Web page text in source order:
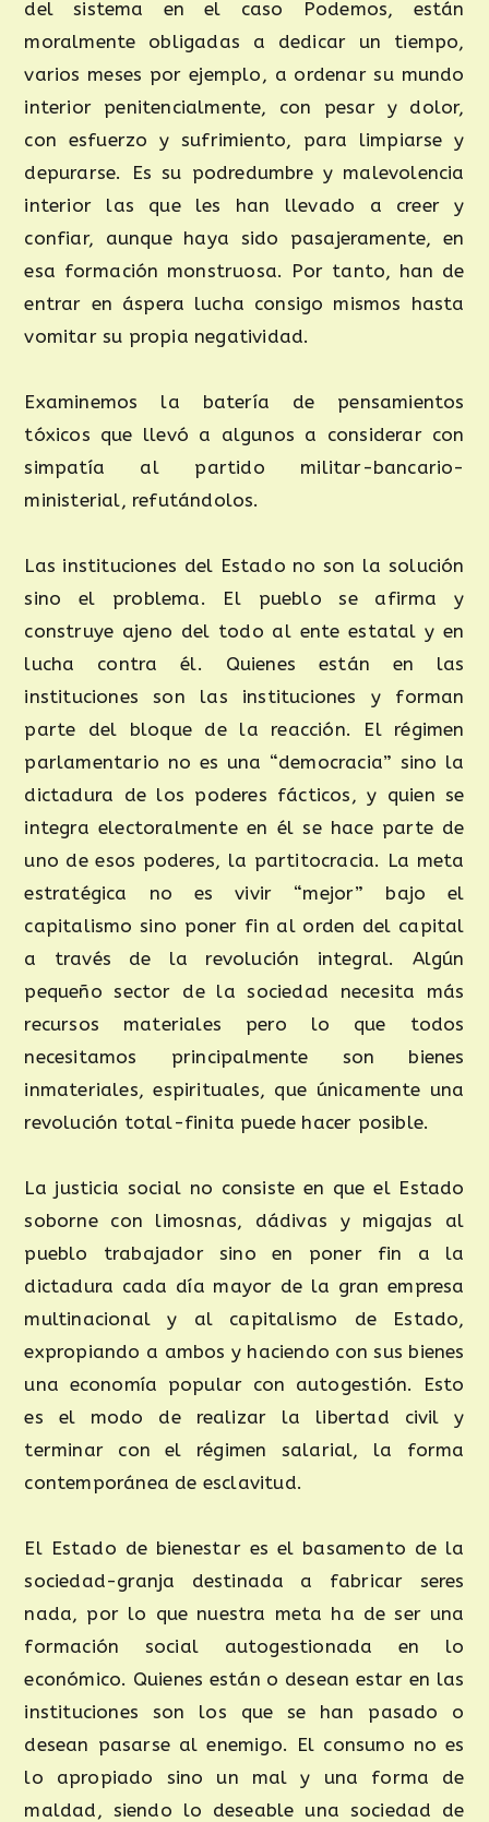
del sistema en el caso Podemos, están
moralmente obligadas a dedicar un tiempo,
varios meses por ejemplo, a ordenar su mundo
interior penitencialmente, con pesar y dolor,
con esfuerzo y sufrimiento, para limpiarse y
depurarse. Es su podredumbre y malevolencia
interior las que les han llevado a creer y
confiar, aunque haya sido pasajeramente, en
esa formación monstruosa. Por tanto, han de
entrar en áspera lucha consigo mismos hasta
vomitar su propia negatividad.
Examinemos la batería de pensamientos
tóxicos que llevó a algunos a considerar con
simpatía al partido militar-bancario-
ministerial, refutándolos.
Las instituciones del Estado no son la solución
sino el problema. El pueblo se afirma y
construye ajeno del todo al ente estatal y en
lucha contra él. Quienes están en las
instituciones son las instituciones y forman
parte del bloque de la reacción. El régimen
parlamentario no es una “democracia” sino la
dictadura de los poderes fácticos, y quien se
integra electoralmente en él se hace parte de
uno de esos poderes, la partitocracia. La meta
estratégica no es vivir “mejor” bajo el
capitalismo sino poner fin al orden del capital
a través de la revolución integral. Algún
pequeño sector de la sociedad necesita más
recursos materiales pero lo que todos
necesitamos principalmente son bienes
inmateriales, espirituales, que únicamente una
revolución total-finita puede hacer posible.
La justicia social no consiste en que el Estado
soborne con limosnas, dádivas y migajas al
pueblo trabajador sino en poner fin a la
dictadura cada día mayor de la gran empresa
multinacional y al capitalismo de Estado,
expropiando a ambos y haciendo con sus bienes
una economía popular con autogestión. Esto
es el modo de realizar la libertad civil y
terminar con el régimen salarial, la forma
contemporánea de esclavitud.
El Estado de bienestar es el basamento de la
sociedad-granja destinada a fabricar seres
nada, por lo que nuestra meta ha de ser una
formación social autogestionada en lo
económico. Quienes están o desean estar en las
instituciones son los que se han pasado o
desean pasarse al enemigo. El consumo no es
lo apropiado sino un mal y una forma de
maldad, siendo lo deseable una sociedad de